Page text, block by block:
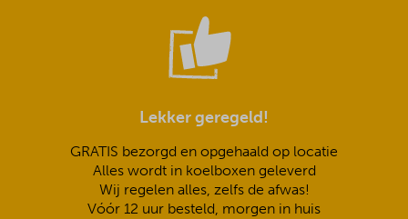
Lekker geregeld!
GRATIS bezorgd en opgehaald op locatie
Alles wordt in koelboxen geleverd
Wij regelen alles, zelfs de afwas!
Vóór 12 uur besteld, morgen in huis